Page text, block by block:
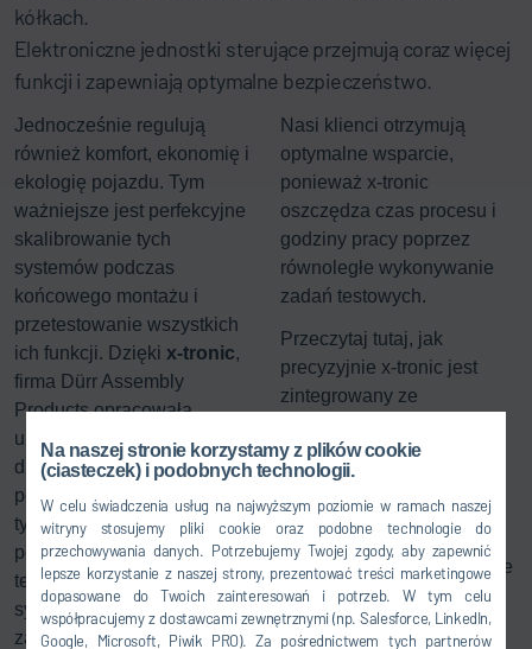
Na naszej stronie korzystamy z plików cookie
(ciasteczek) i podobnych technologii.
W celu świadczenia usług na najwyższym poziomie w ramach naszej
witryny stosujemy pliki cookie oraz podobne technologie do
przechowywania danych. Potrzebujemy Twojej zgody, aby zapewnić
lepsze korzystanie z naszej strony, prezentować treści marketingowe
dopasowane do Twoich zainteresowań i potrzeb. W tym celu
współpracujemy z dostawcami zewnętrznymi (np. Salesforce, LinkedIn,
Google, Microsoft, Piwik PRO). Za pośrednictwem tych partnerów
kółkach.
Elektroniczne jednostki sterujące przejmują coraz więcej
funkcji i zapewniają optymalne bezpieczeństwo.
Jednocześnie regulują
również komfort, ekonomię i
ekologię pojazdu. Tym
ważniejsze jest perfekcyjne
skalibrowanie tych
systemów podczas
końcowego montażu i
przetestowanie wszystkich
ich funkcji. Dzięki x-tronic,
firma Dürr Assembly
Products opracowała
uniwersalny system testowy
dla elektryki i elektroniki
pojazdów do wykonywania
tych zadań - skalowalny od
pojedynczego stanowiska
testowego do kompletnego
systemu EoL dla centralnie
zarządzanej koncepcji
Nasi klienci otrzymują
optymalne wsparcie,
ponieważ x-tronic
oszczędza czas procesu i
godziny pracy poprzez
równoległe wykonywanie
zadań testowych.
Przeczytaj tutaj, jak
precyzyjnie x-tronic jest
zintegrowany ze
stacjami procesowymi w
celu automatyzacji
wszystkich procesów
elektronicznych i
mechanicznych w obszarze
End of Line.